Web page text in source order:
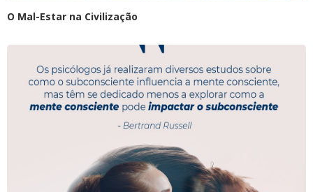
O Mal-Estar na Civilização